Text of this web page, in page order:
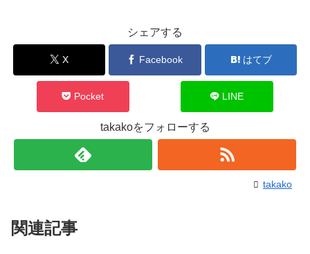
シェアする
X Facebook はてブ
Pocket LINE
takakoをフォローする
takako
関連記事